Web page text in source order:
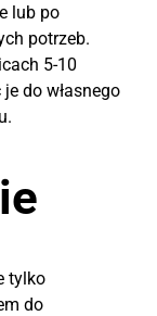
lub po
potrzeb.
5-10
do własnego
tylko
do